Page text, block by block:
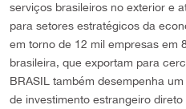
serviços brasileiros no exterior e
para setores estratégicos da
em torno de 12 mil empresas em
brasileira, que exportam para
BRASIL também desempenha
de investimento estrangeiro